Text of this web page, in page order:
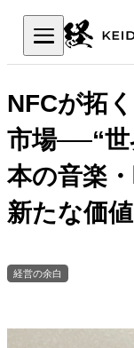
NFCが拓
市場──“世
本の音楽
新たな価
経営の余白